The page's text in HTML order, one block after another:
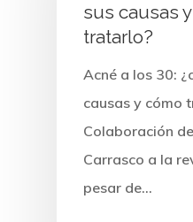
sus causas
tratarlo?
Acné a los 30:
causas y cómo
Colaboración
Carrasco a la
pesar de…